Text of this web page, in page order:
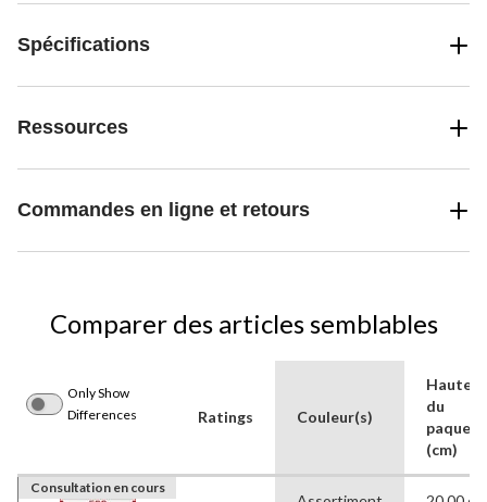
Spécifications
Ressources
Commandes en ligne et retours
Comparer des articles semblables
Only Show
Differences
Ratings Couleur(s)
Hauteur
du
paquet
(cm)
Consultation en cours